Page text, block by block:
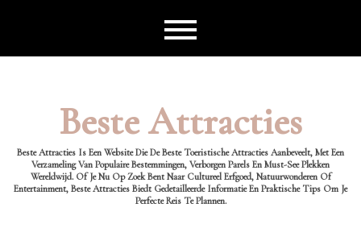
Beste Attracties
Beste Attracties Is Een Website Die De Beste Toeristische Attracties Aanbeveelt, Met Een
Verzameling Van Populaire Bestemmingen, Verborgen Parels En Must-See Plekken
Wereldwijd. Of Je Nu Op Zoek Bent Naar Cultureel Erfgoed, Natuurwonderen Of
Entertainment, Beste Attracties Biedt Gedetailleerde Informatie En Praktische Tips Om Je
Perfecte Reis Te Plannen.